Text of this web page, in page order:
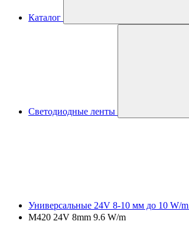
Каталог
Светодиодные ленты
Универсальные 24V 8-10 мм до 10 W/m
M420 24V 8mm 9.6 W/m